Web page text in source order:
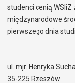
studenci cenią WSIiZ
międzynarodowe
pierwszego dnia
ul. mjr. Henryka
35-225 Rzeszów